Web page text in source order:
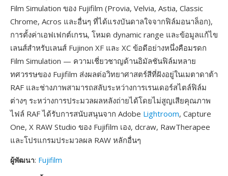
Film Simulation ของ Fujifilm (Provia, Velvia, Astia, Classic
Chrome, Acros และอื่นๆ ที่ได้แรงบันดาลใจจากฟิล์มอนาล็อก),
การตั้งค่าเอฟเฟกต์เกรน, โหมด dynamic range และข้อมูลแก้ไข
เลนส์สำหรับเลนส์ Fujinon XF และ XC ข้อดีอย่างหนึ่งคือมรดก
Film Simulation — ความเชี่ยวชาญด้านอิมัลชันฟิล์มหลาย
ทศวรรษของ Fujifilm ส่งผลต่อวิทยาศาสตร์สีที่ฝังอยู่ในเมตาดาต้า
RAF และช่างภาพสามารถสลับระหว่างการเรนเดอร์สไตล์ฟิล์ม
ต่างๆ ระหว่างการประมวลผลหลังถ่ายได้โดยไม่สูญเสียคุณภาพ
ไฟล์ RAF ได้รับการสนับสนุนจาก Adobe Lightroom, Capture
One, X RAW Studio ของ Fujifilm เอง, dcraw, RawTherapee
และโปรแกรมประมวลผล RAW หลักอื่นๆ
ผู้พัฒนา: Fujifilm